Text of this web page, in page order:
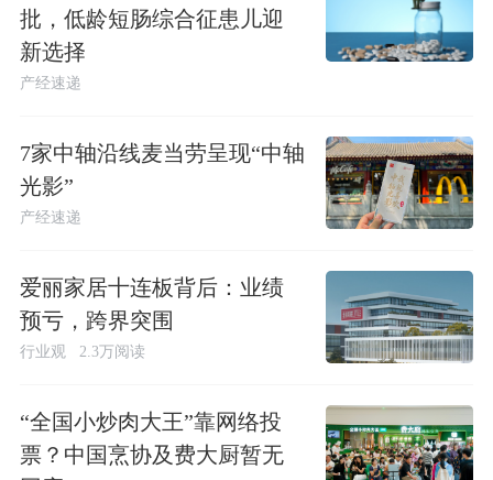
批，低龄短肠综合征患儿迎
新选择
产经速递
7家中轴沿线麦当劳呈现“中轴
光影”
产经速递
爱丽家居十连板背后：业绩
预亏，跨界突围
行业观 2.3万阅读
“全国小炒肉大王”靠网络投
票？中国烹协及费大厨暂无